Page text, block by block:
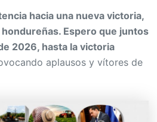
hacia una nueva victoria,
Espero que juntos
2026, hasta la victoria
aplausos y vítores de